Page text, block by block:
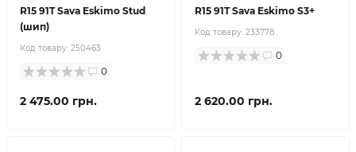
R15 91T Sava Eskimo Stud
(шип)
Код товару: 250463
0
2 475.00 грн.
R15 91T Sava Eskimo S3+
Код товару: 233778
0
2 620.00 грн.